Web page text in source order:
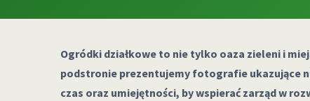
Ogródki działkowe to nie tylko oaza zieleni i
podstronie prezentujemy fotografie ukazujące
czas oraz umiejętności, by wspierać zarząd w